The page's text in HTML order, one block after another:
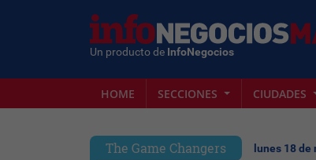
Un producto de InfoNegocios
HOME SECCIONES CIUDADES
The Game Changers lunes 18 de